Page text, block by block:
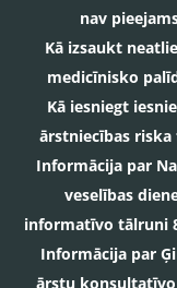
nav
Kā izsaukt
medicīnisko
Kā iesniegt
ārstniecības riska
Informācija par
veselības
informatīvo tālruni
Informācija par
ārstu